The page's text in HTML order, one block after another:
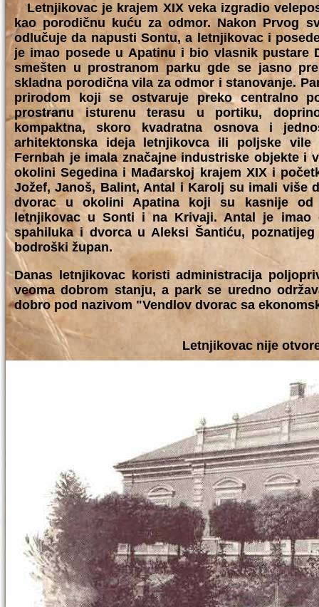
Letnjikovac je krajem XIX veka izgradio
kao porodičnu kuću za odmor. Nakon Prvog
odlučuje da napusti Sontu, a letnjikovac i
je imao posede u Apatinu i bio vlasnik pustare
smešten u prostranom parku gde se jasno
skladna porodična vila za odmor i stanovanje.
prirodom koji se ostvaruje preko centralno
prostranu isturenu terasu u portiku,
kompaktna, skoro kvadratna osnova i
arhitektonska ideja letnjikovca ili poljske vile
Fernbah je imala značajne industriske objekte i
okolini Segedina i Mađarskoj krajem XIX i
Jožef, Janoš, Balint, Antal i Karolj su imali više
dvorac u okolini Apatina koji su kasnije od
letnjikovac u Sonti i na Krivaji. Antal je
spahiluka i dvorca u Aleksi Šantiću,
bodroški župan.
Danas letnjikovac koristi administracija
veoma dobrom stanju, a park se uredno
dobro pod nazivom "Vendlov dvorac sa
Letnjikovac nije